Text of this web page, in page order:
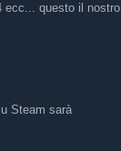
ecc... questo il nostro
Steam sarà